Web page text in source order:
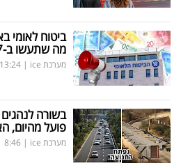
ביטוח לאומי
מה שתעשו ב-17 באוגוסט
מערכת ice |
13:24
בשורה
פועל מהיום,
מערכת ice |
8:46